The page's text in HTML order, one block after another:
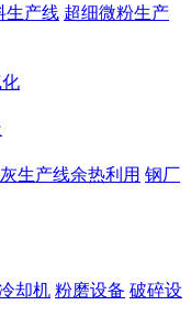
生产线 超细微粉生产
生产线余热利用 钢厂
却机 粉磨设备 破碎设